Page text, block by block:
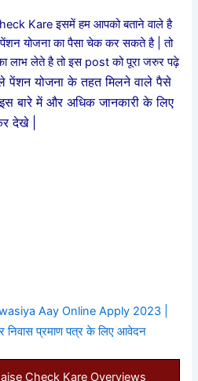
Kare इसमें हम आपको बताने वाले है
योजना का पैसा चेक कर सकते है | तो
लाभ लेते है तो इस post को पूरा जरुर पढ़े
पेंशन योजना के तहत मिलने वाले पैसे
बारे में और अधिक जानकारी के लिए
देखे |
Aay Online Apply 2023 |
प्रमाण पत्र के लिए आवेदन
Check Kare Overviews